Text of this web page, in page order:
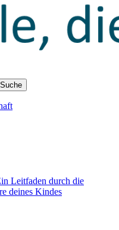
Leitfaden durch die
deines Kindes